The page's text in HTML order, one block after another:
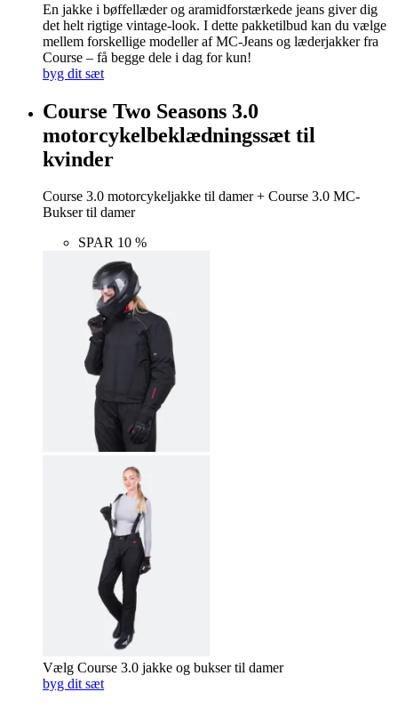
En jakke i bøffellæder og aramidforstærkede jeans giver dig
det helt rigtige vintage-look. I dette pakketilbud kan du vælge
mellem forskellige modeller af MC-Jeans og læderjakker fra
Course – få begge dele i dag for kun!
byg dit sæt
Course Two Seasons 3.0
motorcykelbeklædningssæt til
kvinder
Course 3.0 motorcykeljakke til damer + Course 3.0 MC-
Bukser til damer
SPAR 10 %
Vælg Course 3.0 jakke og bukser til damer
byg dit sæt